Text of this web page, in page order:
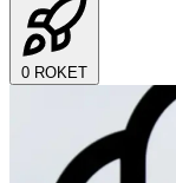
0 ROKET